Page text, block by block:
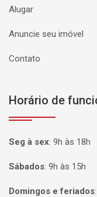
Alugar
Anuncie seu imóvel
Contato
Horário de
Seg à sex: 9h às 18h
Sábados: 9h às 15h
Domingos e feriados: